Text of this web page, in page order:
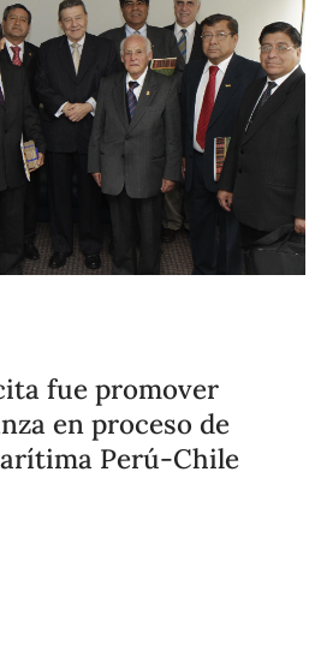
fue promover
en proceso de
Perú-Chile